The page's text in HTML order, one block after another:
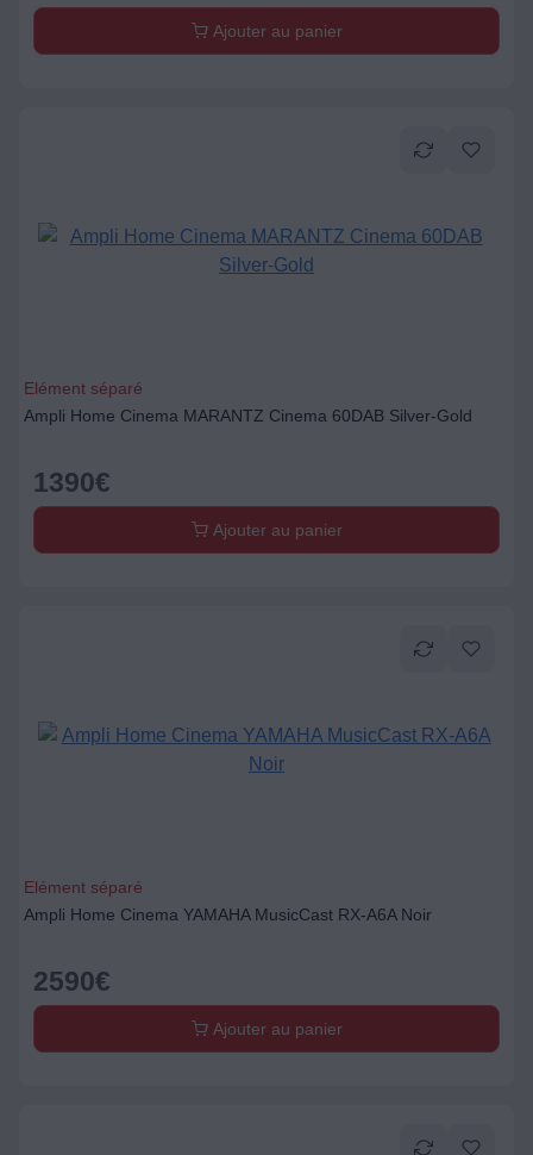
Ajouter au panier
Elément séparé
Ampli Home Cinema MARANTZ Cinema 60DAB Silver-Gold
1390€
Ajouter au panier
Elément séparé
Ampli Home Cinema YAMAHA MusicCast RX-A6A Noir
2590€
Ajouter au panier